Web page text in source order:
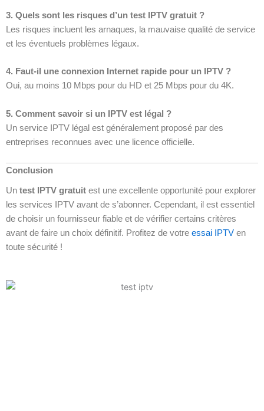
3. Quels sont les risques d’un test IPTV gratuit ?
Les risques incluent les arnaques, la mauvaise qualité de service
et les éventuels problèmes légaux.
4. Faut-il une connexion Internet rapide pour un IPTV ?
Oui, au moins 10 Mbps pour du HD et 25 Mbps pour du 4K.
5. Comment savoir si un IPTV est légal ?
Un service IPTV légal est généralement proposé par des
entreprises reconnues avec une licence officielle.
Conclusion
Un test IPTV gratuit est une excellente opportunité pour explorer
les services IPTV avant de s’abonner. Cependant, il est essentiel
de choisir un fournisseur fiable et de vérifier certains critères
avant de faire un choix définitif. Profitez de votre essai IPTV en
toute sécurité !